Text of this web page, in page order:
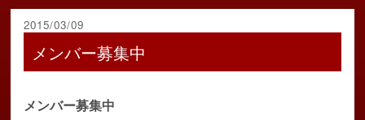
2015/03/09
メンバー募集中
メンバー募集中